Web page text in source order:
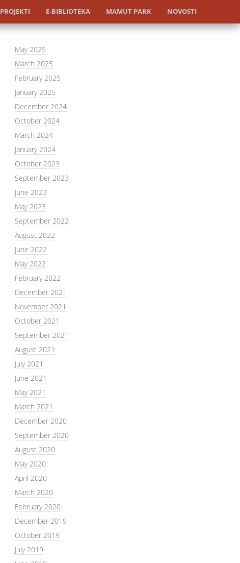
PROJEKTI E-BIBLIOTEKA MAMUT PARK NOVOSTI
May 2025
March 2025
February 2025
January 2025
December 2024
October 2024
March 2024
January 2024
October 2023
September 2023
June 2023
May 2023
September 2022
August 2022
June 2022
May 2022
February 2022
December 2021
November 2021
October 2021
September 2021
August 2021
July 2021
June 2021
May 2021
March 2021
December 2020
September 2020
August 2020
May 2020
April 2020
March 2020
February 2020
December 2019
October 2019
July 2019